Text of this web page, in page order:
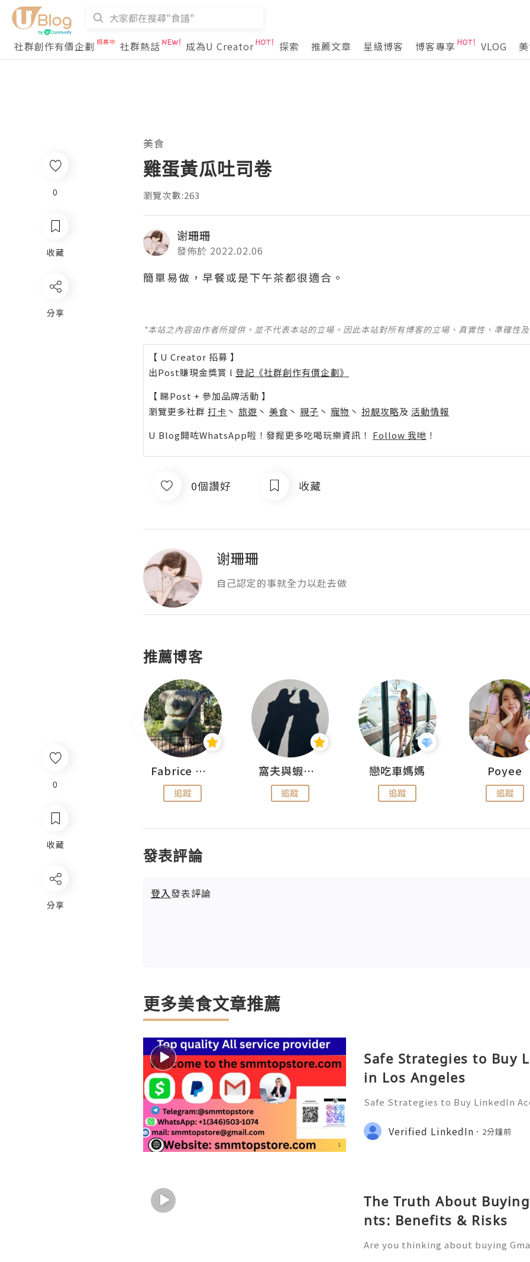
社群創作有價企劃
社群熱話 成為U Creator 探索 推薦文章 星級博客 博客專享 VLOG
0
收藏
分享
美食
雞蛋黃瓜吐司卷
瀏覽次數:263
谢珊珊
發佈於 2022.02.06
簡單易做，早餐或是下午茶都很適合。
*本站之內容由作者所提供，並不代表本站的立場。因此本站對所有博客的立場、真實性、準確性
【 U Creator 招募 】
出Post賺現金獎賞 l 登記《社群創作有價企劃》
【 睇Post + 參加品牌活動 】
瀏覽更多社群 打卡 丶 旅遊 丶 美食 丶 親子 丶 寵物 丶 扮靚攻略及 活動情報
U Blog開咗WhatsApp啦！發掘更多吃喝玩樂資訊！ Follow 我哋 ！
0個讚好 收藏
谢珊珊
自己認定的事就全力以赴去做
推薦博客
Fabrice 嚐味
追蹤
窩夫與蝦子餅
追蹤
戀吃車媽媽
追蹤
Poyee
追蹤
發表評論
登入發表評論
更多美食文章推薦
Safe Strategies to Buy
in Los Angeles
Safe Strategies to Buy LinkedIn
── ●👇🏾✦── ●👇🏾 ➤Email :
●── ●👇🏾●── ●👇🏾●──
Verified LinkedIn 2分鐘前
The Truth About
nts: Benefits & Risks
Are you thinking about buying
0
收藏
分享